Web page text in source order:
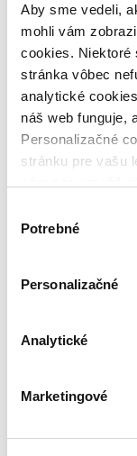
Aby sme vedeli,
mohli vám
cookies. Niektoré
stránka vôbec
analytické
náš web funguje,
Personalizačné
stránku pre vašu
nám pomohlo,
súhlasu
Potrebné
Personalizačné
Analytické
Marketingové
dostupná
vypredaných)
Nové / čítané
nová (0
čítaná (0
čítaná -
čítaná -
opotrebovaná
čítané
Bestsellery
Najlacnejšie